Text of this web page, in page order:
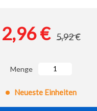
2,96 € 5,92 €
Menge
Neueste Einheiten